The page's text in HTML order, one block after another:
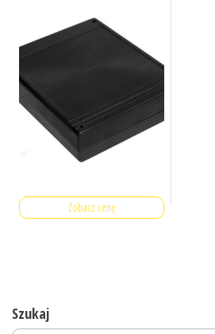
Zobacz cenę
Szukaj